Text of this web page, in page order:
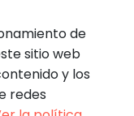
de
sitio web
y los
redes